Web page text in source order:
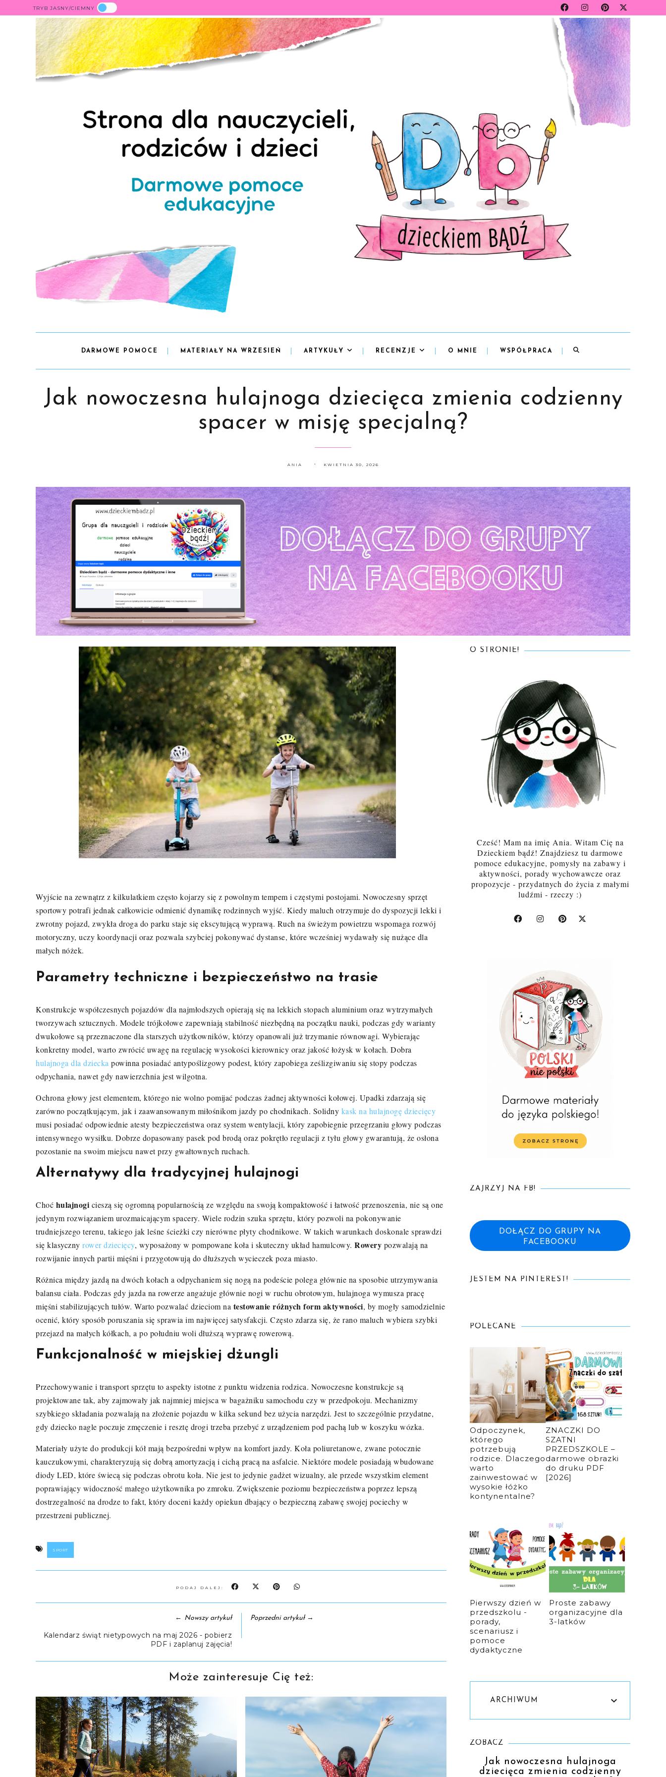
TRYB JASNY/CIEMNY
DARMOWE POMOCE MATERIAŁY NA WRZESIEŃ ARTYKUŁY RECENZJE O MNIE WSPÓŁPRACA
Jak nowoczesna hulajnoga dziecięca zmienia codzienny
spacer w misję specjalną?
ANIA KWIETNIA 30, 2026
Wyjście na zewnątrz z kilkulatkiem często kojarzy się z powolnym tempem i częstymi postojami. Nowoczesny sprzęt
sportowy potrafi jednak całkowicie odmienić dynamikę rodzinnych wyjść. Kiedy maluch otrzymuje do dyspozycji lekki i
zwrotny pojazd, zwykła droga do parku staje się ekscytującą wyprawą. Ruch na świeżym powietrzu wspomaga rozwój
motoryczny, uczy koordynacji oraz pozwala szybciej pokonywać dystanse, które wcześniej wydawały się nużące dla
małych nóżek.
Parametry techniczne i bezpieczeństwo na trasie
Konstrukcje współczesnych pojazdów dla najmłodszych opierają się na lekkich stopach aluminium oraz wytrzymałych
tworzywach sztucznych. Modele trójkołowe zapewniają stabilność niezbędną na początku nauki, podczas gdy warianty
dwukołowe są przeznaczone dla starszych użytkowników, którzy opanowali już trzymanie równowagi. Wybierając
konkretny model, warto zwrócić uwagę na regulację wysokości kierownicy oraz jakość łożysk w kołach. Dobra
hulajnoga dla dziecka powinna posiadać antypoślizgowy podest, który zapobiega ześlizgiwaniu się stopy podczas
odpychania, nawet gdy nawierzchnia jest wilgotna.
Ochrona głowy jest elementem, którego nie wolno pomijać podczas żadnej aktywności kołowej. Upadki zdarzają się
zarówno początkującym, jak i zaawansowanym miłośnikom jazdy po chodnikach. Solidny kask na hulajnogę dziecięcy
musi posiadać odpowiednie atesty bezpieczeństwa oraz system wentylacji, który zapobiegnie przegrzaniu głowy podczas
intensywnego wysiłku. Dobrze dopasowany pasek pod brodą oraz pokrętło regulacji z tyłu głowy gwarantują, że osłona
pozostanie na swoim miejscu nawet przy gwałtownych ruchach.
Alternatywy dla tradycyjnej hulajnogi
Choć hulajnogi cieszą się ogromną popularnością ze względu na swoją kompaktowość i łatwość przenoszenia, nie są one
jedynym rozwiązaniem urozmaicającym spacery. Wiele rodzin szuka sprzętu, który pozwoli na pokonywanie
trudniejszego terenu, takiego jak leśne ścieżki czy nierówne płyty chodnikowe. W takich warunkach doskonale sprawdzi
się klasyczny rower dziecięcy, wyposażony w pompowane koła i skuteczny układ hamulcowy. Rowery pozwalają na
rozwijanie innych partii mięśni i przygotowują do dłuższych wycieczek poza miasto.
Różnica między jazdą na dwóch kołach a odpychaniem się nogą na podeście polega głównie na sposobie utrzymywania
balansu ciała. Podczas gdy jazda na rowerze angażuje głównie nogi w ruchu obrotowym, hulajnoga wymusza pracę
mięśni stabilizujących tułów. Warto pozwalać dzieciom na testowanie różnych form aktywności, by mogły samodzielnie
ocenić, który sposób poruszania się sprawia im najwięcej satysfakcji. Często zdarza się, że rano maluch wybiera szybki
przejazd na małych kółkach, a po południu woli dłuższą wyprawę rowerową.
Funkcjonalność w miejskiej dżungli
Przechowywanie i transport sprzętu to aspekty istotne z punktu widzenia rodzica. Nowoczesne konstrukcje są
projektowane tak, aby zajmowały jak najmniej miejsca w bagażniku samochodu czy w przedpokoju. Mechanizmy
szybkiego składania pozwalają na złożenie pojazdu w kilka sekund bez użycia narzędzi. Jest to szczególnie przydatne,
gdy dziecko nagle poczuje zmęczenie i resztę drogi trzeba przebyć z urządzeniem pod pachą lub w koszyku wózka.
Materiały użyte do produkcji kół mają bezpośredni wpływ na komfort jazdy. Koła poliuretanowe, zwane potocznie
kauczukowymi, charakteryzują się dobrą amortyzacją i cichą pracą na asfalcie. Niektóre modele posiadają wbudowane
diody LED, które świecą się podczas obrotu koła. Nie jest to jedynie gadżet wizualny, ale przede wszystkim element
poprawiający widoczność małego użytkownika po zmroku. Zwiększenie poziomu bezpieczeństwa poprzez lepszą
dostrzegalność na drodze to fakt, który doceni każdy opiekun dbający o bezpieczną zabawę swojej pociechy w
przestrzeni publicznej.
SPORT
PODAJ DALEJ:
← Nowszy artykuł
Kalendarz świąt nietypowych na maj 2026 - pobierz
PDF i zaplanuj zajęcia!
Poprzedni artykuł→
Może zainteresuje Cię też:
O STRONIE!
Cześć! Mam na imię Ania. Witam Cię na
Dzieckiem bądź! Znajdziesz tu darmowe
pomoce edukacyjne, pomysły na zabawy i
aktywności, porady wychowawcze oraz
propozycje - przydatnych do życia z małymi
ludźmi - rzeczy :)
ZAJRZYJ NA FB!
DOŁĄCZ DO GRUPY NA
FACEBOOKU
JESTEM NA PINTEREST!
POLECANE
Odpoczynek,
którego
potrzebują
rodzice. Dlaczego
warto
zainwestować w
wysokie łóżko
kontynentalne?
ZNACZKI DO
SZATNI
PRZEDSZKOLE –
darmowe obrazki
do druku PDF
[2026]
Pierwszy dzień w
przedszkolu -
porady,
scenariusz i
pomoce
dydaktyczne
Proste zabawy
organizacyjne dla
3-latków
ARCHIWUM
ZOBACZ
Jak nowoczesna hulajnoga
dziecięca zmienia codzienny